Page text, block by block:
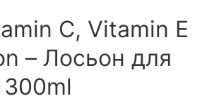
C, Vitamin E
– Лосьон для
300ml